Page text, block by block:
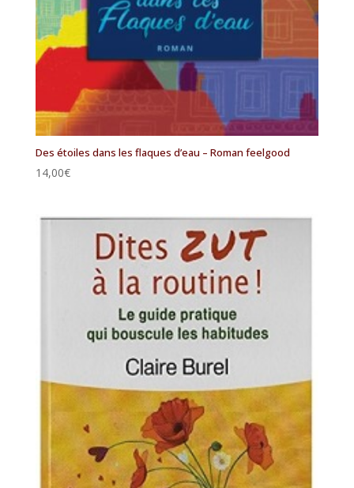
Des étoiles dans les flaques d’eau – Roman feelgood
14,00€